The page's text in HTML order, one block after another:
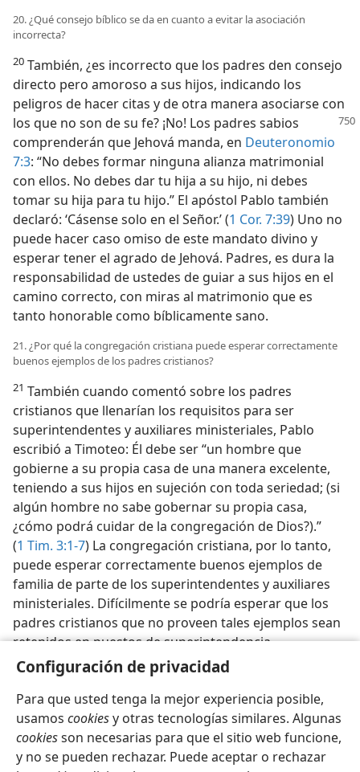
Configuración de privacidad
Para que usted tenga la mejor experiencia posible,
usamos cookiesy otras tecnologías similares. Algunas
cookiesson necesarias para que el sitio web funcione,
y no se pueden rechazar. Puede aceptar o rechazar
20. ¿Qué consejo bíblico se da en cuanto a evitar la asociación
incorrecta?
20 También, ¿es incorrecto que los padres den consejo
directo pero amoroso a sus hijos, indicando los
peligros de hacer citas y de otra manera asociarse con
los que no son de su fe? ¡No! Los padres sabios
comprenderán que Jehová manda, en Deuteronomio
7:3: “No debes formar ninguna alianza matrimonial
con ellos. No debes dar tu hija a su hijo, ni debes
tomar su hija para tu hijo.” El apóstol Pablo también
declaró: ‘Cásense solo en el Señor.’ (1 Cor. 7:39) Uno no
puede hacer caso omiso de este mandato divino y
esperar tener el agrado de Jehová. Padres, es dura la
responsabilidad de ustedes de guiar a sus hijos en el
camino correcto, con miras al matrimonio que es
tanto honorable como bíblicamente sano.
21. ¿Por qué la congregación cristiana puede esperar correctamente
buenos ejemplos de los padres cristianos?
21 También cuando comentó sobre los padres
cristianos que llenarían los requisitos para ser
superintendentes y auxiliares ministeriales, Pablo
escribió a Timoteo: Él debe ser “un hombre que
gobierne a su propia casa de una manera excelente,
teniendo a sus hijos en sujeción con toda seriedad; (si
algún hombre no sabe gobernar su propia casa,
¿cómo podrá cuidar de la congregación de Dios?).”
(1 Tim. 3:1-7) La congregación cristiana, por lo tanto,
puede esperar correctamente buenos ejemplos de
familia de parte de los superintendentes y auxiliares
ministeriales. Difícilmente se podría esperar que los
padres cristianos que no proveen tales ejemplos sean
retenidos en puestos de superintendencia.
Español Compartir Configuración
Copyright© 2026 Watch Tower Bible and Tract Society of Pennsylvania